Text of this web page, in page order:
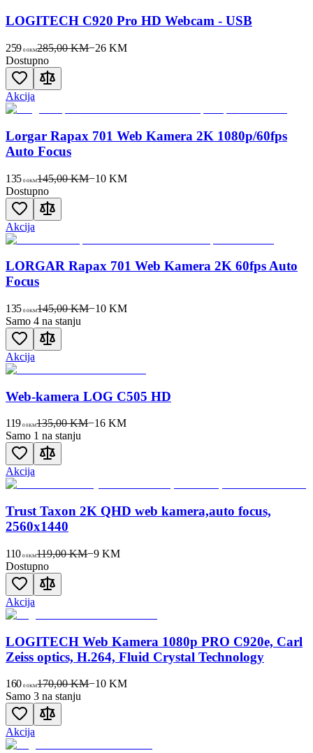
LOGITECH C920 Pro HD Webcam - USB
259 00KM285,00 KM−26 KM
Dostupno
Akcija
Lorgar Rapax 701 Web Kamera 2K 1080p/60fps
Auto Focus
135 00KM145,00 KM−10 KM
Dostupno
Akcija
LORGAR Rapax 701 Web Kamera 2K 60fps Auto
Focus
135 00KM145,00 KM−10 KM
Samo 4 na stanju
Akcija
Web-kamera LOG C505 HD
119 00KM135,00 KM−16 KM
Samo 1 na stanju
Akcija
Trust Taxon 2K QHD web kamera,auto focus,
2560x1440
110 00KM119,00 KM−9 KM
Dostupno
Akcija
LOGITECH Web Kamera 1080p PRO C920e, Carl
Zeiss optics, H.264, Fluid Crystal Technology
160 00KM170,00 KM−10 KM
Samo 3 na stanju
Akcija